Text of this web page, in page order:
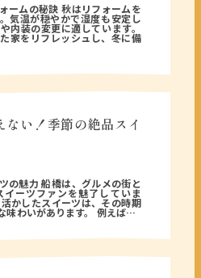
ームの秘訣 秋はリフォームを
気温が穏やかで湿度も安定し
内装の変更に適しています。
家をリフレッシュし、冬に備
い！季節の絶品スイ
の魅力 船橋は、グルメの街と
ーツファンを魅了していま
かしたスイーツは、その時期
味わいがあります。 例えば…